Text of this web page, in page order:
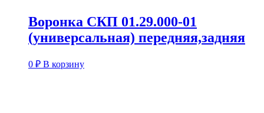
Воронка СКП 01.29.000-01
(универсальная) передняя,задняя
0 ₽ В корзину